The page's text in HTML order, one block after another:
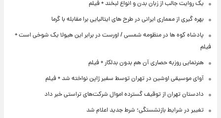
یک روایت جالب از زبان بدن و انواع لبخند + فیلم
بهره گیری از معماری ایرانی در طرح های ایتالیایی برا مقابله با گرما
پادشاه کوه ها در منظومه شمسی / اورست در برابر این هیولا یک شوخی است +
فیلم
هنرنمایی روزبه حصاری آن هم بدون بدلکار + فیلم
آوای موسیقی اوشین در تهران توسط سفیر ژاپن نواخته شد + فیلم
دادستان تهران از توقیف گسترده اموال شرکت‌های تراستی خبر داد
تغییر در شرایط بازنشستگی؛ شرط جدید اعلام شد